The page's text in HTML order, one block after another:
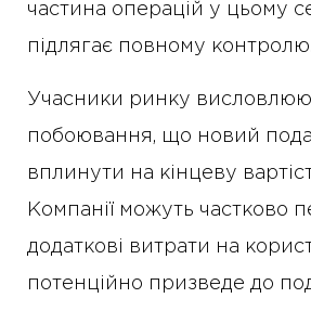
частина операцій у цьому
підлягає повному контролю.
Учасники ринку
побоювання, що новий
вплинути на кінцеву
Компанії можуть частково
додаткові витрати на
потенційно призведе до